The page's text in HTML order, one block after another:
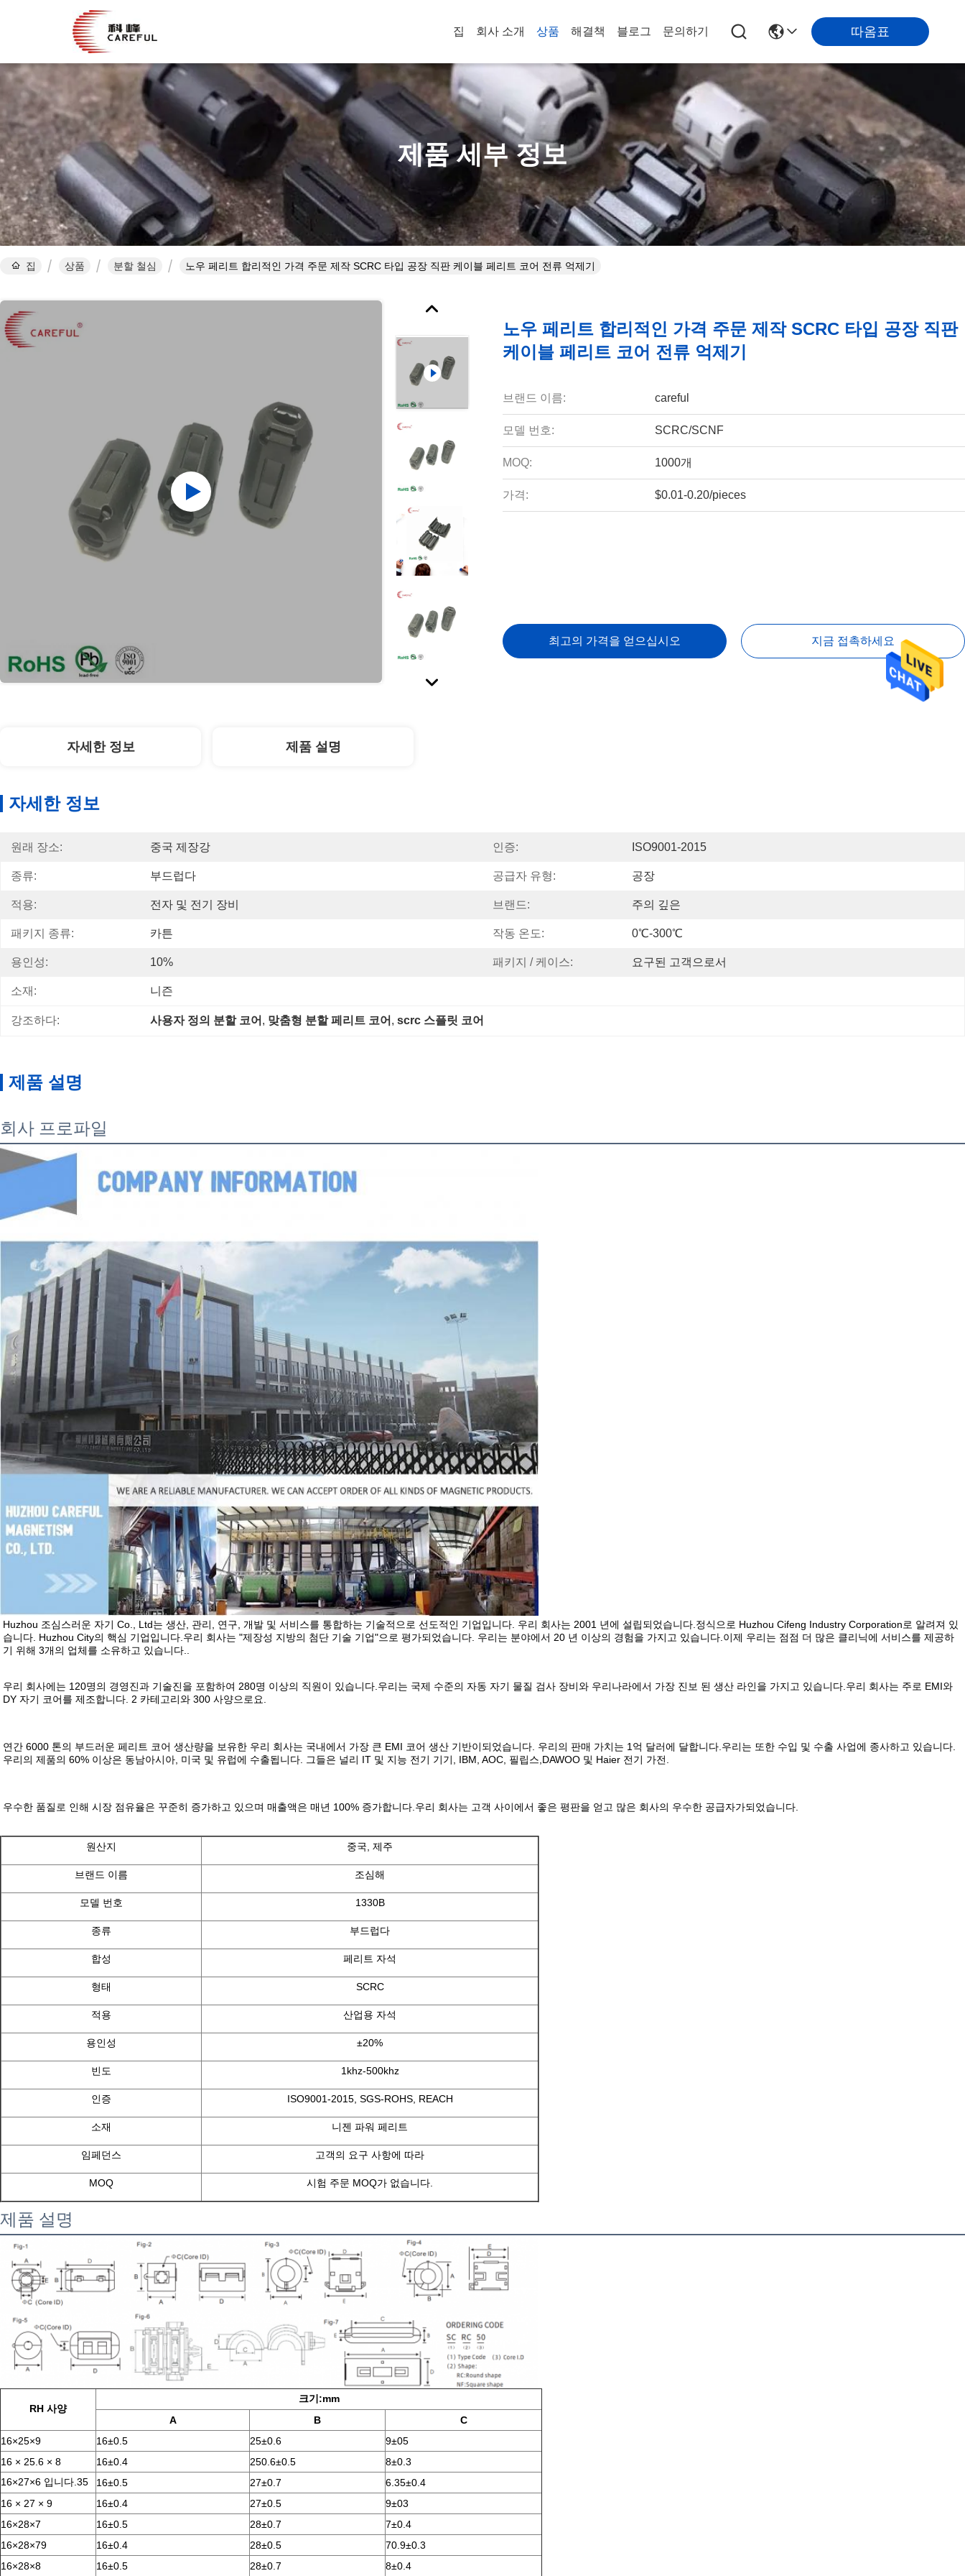
집 회사 소개 상품 해결책 블로그 문의하기 따옴표
제품 세부 정보
집 상품 분할 철심 노우 페리트 합리적인 가격 주문 제작 SCRC 타입 공장 직판 케이블 페리트 코어 전류 억제기
노우 페리트 합리적인 가격 주문 제작 SCRC 타입 공장 직판
케이블 페리트 코어 전류 억제기
브랜드 이름: careful
모델 번호: SCRC/SCNF
MOQ: 1000개
가격: $0.01-0.20/pieces
최고의 가격을 얻으십시오 지금 접촉하세요
자세한 정보 제품 설명
자세한 정보
원래 장소: 중국 제장강 인증: ISO9001-2015
종류: 부드럽다 공급자 유형: 공장
적용: 전자 및 전기 장비 브랜드: 주의 깊은
패키지 종류: 카튼 작동 온도: 0℃-300℃
용인성: 10% 패키지 / 케이스: 요구된 고객으로서
소재: 니즌
강조하다: 사용자 정의 분할 코어 , 맞춤형 분할 페리트 코어 , scrc 스플릿 코어
제품 설명
회사 프로파일
Huzhou 조심스러운 자기 Co., Ltd는 생산, 관리, 연구, 개발 및 서비스를 통합하는 기술적으로 선도적인 기업입니다. 우리 회사는 2001 년에 설립되었습니다.정식으로 Huzhou Cifeng Industry Corporation로 알려져 있
습니다. Huzhou City의 핵심 기업입니다.우리 회사는 "제장성 지방의 첨단 기술 기업"으로 평가되었습니다. 우리는 분야에서 20 년 이상의 경험을 가지고 있습니다.이제 우리는 점점 더 많은 클리닉에 서비스를 제공하
기 위해 3개의 업체를 소유하고 있습니다..
우리 회사에는 120명의 경영진과 기술진을 포함하여 280명 이상의 직원이 있습니다.우리는 국제 수준의 자동 자기 물질 검사 장비와 우리나라에서 가장 진보 된 생산 라인을 가지고 있습니다.우리 회사는 주로 EMI와
DY 자기 코어를 제조합니다. 2 카테고리와 300 사양으로요.
연간 6000 톤의 부드러운 페리트 코어 생산량을 보유한 우리 회사는 국내에서 가장 큰 EMI 코어 생산 기반이되었습니다. 우리의 판매 가치는 1억 달러에 달합니다.우리는 또한 수입 및 수출 사업에 종사하고 있습니다.
우리의 제품의 60% 이상은 동남아시아, 미국 및 유럽에 수출됩니다. 그들은 널리 IT 및 지능 전기 기기, IBM, AOC, 필립스,DAWOO 및 Haier 전기 가전.
우수한 품질로 인해 시장 점유율은 꾸준히 증가하고 있으며 매출액은 매년 100% 증가합니다.우리 회사는 고객 사이에서 좋은 평판을 얻고 많은 회사의 우수한 공급자가되었습니다.
원산지 중국, 제주
브랜드 이름 조심해
모델 번호 1330B
종류 부드럽다
합성 페리트 자석
형태 SCRC
적용 산업용 자석
용인성 ±20%
빈도 1khz-500khz
인증 ISO9001-2015, SGS-ROHS, REACH
소재 니젠 파워 페리트
임페던스 고객의 요구 사항에 따라
MOQ 시험 주문 MOQ가 없습니다.
제품 설명
RH 사양
크기:mm
A
B
C
16×25×9
16±0.5 25±0.6
9±05
16 × 25.6 × 8
16±0.4 250.6±0.5
8±0.3
16×27×6 입니다.35
16±0.5 27±0.7
6.35±0.4
16 × 27 × 9
16±0.4 27±0.5
9±03
16×28×7
16±0.5 28±0.7
7±0.4
16×28×79
16±0.4 28±0.5
70.9±0.3
16×28×8
16±0.5 28±0.7 8±0.4